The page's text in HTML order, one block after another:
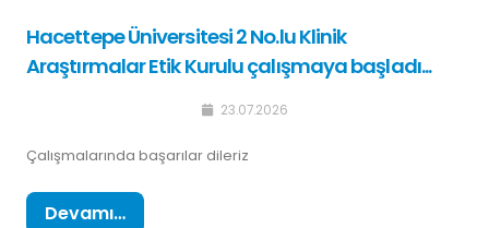
Hacettepe Üniversitesi 2 No.lu Klinik
Araştırmalar Etik Kurulu çalışmaya başladı...
23.07.2026
Çalışmalarında başarılar dileriz
Devamı…